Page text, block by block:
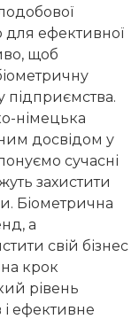
ефективної
щоб
підприємства.
німецька
досвідом у
сучасні
захистити
Біометрична
а
свій бізнес
на крок
рівень
і ефективне